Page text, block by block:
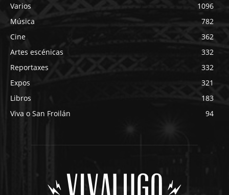
Varios
1096
Música
782
Cine
362
Artes escénicas
332
Reportaxes
332
Expos
321
Libros
183
Viva o San Froilán
94